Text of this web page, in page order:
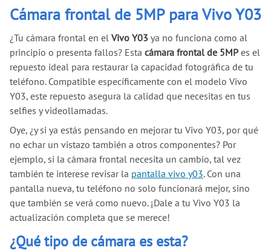
Cámara frontal de 5MP para Vivo Y03
¿Tu cámara frontal en el Vivo Y03 ya no funciona como al
principio o presenta fallos? Esta cámara frontal de 5MP es el
repuesto ideal para restaurar la capacidad fotográfica de tu
teléfono. Compatible específicamente con el modelo Vivo
Y03, este repuesto asegura la calidad que necesitas en tus
selfies y videollamadas.
Oye, ¿y si ya estás pensando en mejorar tu Vivo Y03, por qué
no echar un vistazo también a otros componentes? Por
ejemplo, si la cámara frontal necesita un cambio, tal vez
también te interese revisar la pantalla vivo y03. Con una
pantalla nueva, tu teléfono no solo funcionará mejor, sino
que también se verá como nuevo. ¡Dale a tu Vivo Y03 la
actualización completa que se merece!
¿Qué tipo de cámara es esta?